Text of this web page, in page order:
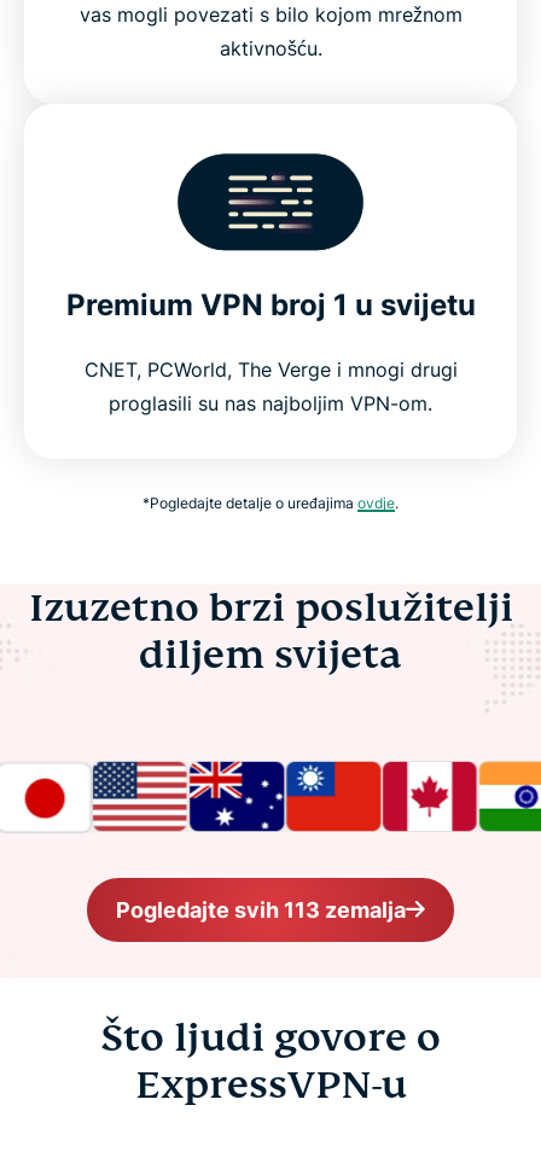
vas mogli povezati s bilo kojom mrežnom
aktivnošću.
Premium VPN broj 1 u svijetu
CNET, PCWorld, The Verge i mnogi drugi
proglasili su nas najboljim VPN-om.
*Pogledajte detalje o uređajima ovdje.
Izuzetno brzi poslužitelji
diljem svijeta
Pogledajte svih 113 zemalja
Što ljudi govore o
ExpressVPN-u